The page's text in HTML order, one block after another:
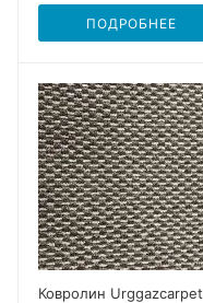
ПОДРОБНЕЕ
Ковролин Urggazcarpet